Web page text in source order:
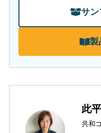
サン
製
此
共和